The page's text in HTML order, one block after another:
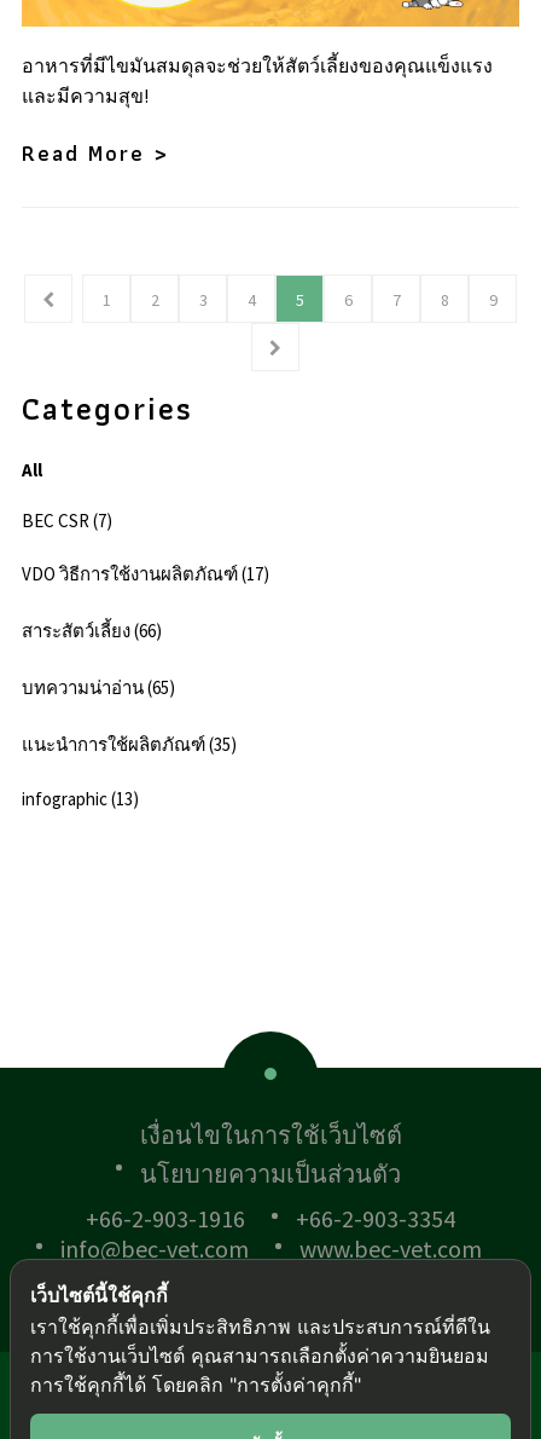
อาหารที่มีไขมันสมดุลจะช่วยให้สัตว์เลี้ยงของคุณแข็งแรง
และมีความสุข!
Read More >
1 2 3 4 5 6 7 8 9
Categories
All
BEC CSR (7)
VDO วิธีการใช้งานผลิตภัณฑ์ (17)
สาระสัตว์เลี้ยง (66)
บทความน่าอ่าน (65)
แนะนำการใช้ผลิตภัณฑ์ (35)
infographic (13)
เงื่อนไขในการใช้เว็บไซต์
นโยบายความเป็นส่วนตัว
+66-2-903-1916
+66-2-903-3354
info@bec-vet.com
www.bec-vet.com
© BEC-VET 2018 .All rights reserved.
This site is protected by reCAPTCHA and theGoogle
เว็บไซต์นี้ใช้คุกกี้
เราใช้คุกกี้เพื่อเพิ่มประสิทธิภาพ และประสบการณ์ที่ดีใน
การใช้งานเว็บไซต์ คุณสามารถเลือกตั้งค่าความยินยอม
การใช้คุกกี้ได้ โดยคลิก "การตั้งค่าคุกกี้"